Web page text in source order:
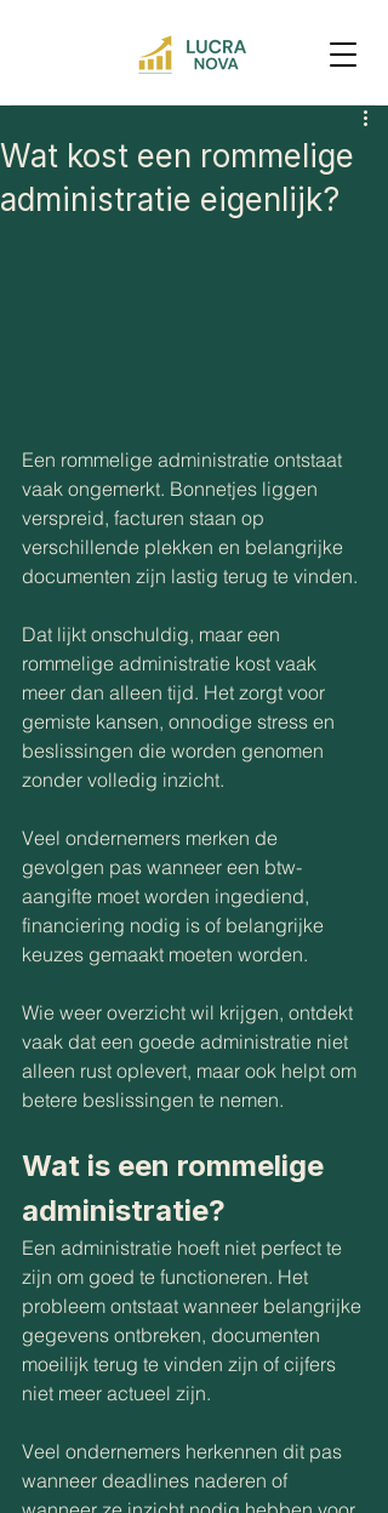
Wat kost een rommelige
administratie eigenlijk?
Een rommelige administratie ontstaat
vaak ongemerkt. Bonnetjes liggen
verspreid, facturen staan op
verschillende plekken en belangrijke
documenten zijn lastig terug te vinden.
Dat lijkt onschuldig, maar een
rommelige administratie kost vaak
meer dan alleen tijd. Het zorgt voor
gemiste kansen, onnodige stress en
beslissingen die worden genomen
zonder volledig inzicht.
Veel ondernemers merken de
gevolgen pas wanneer een btw-
aangifte moet worden ingediend,
financiering nodig is of belangrijke
keuzes gemaakt moeten worden.
Wie weer overzicht wil krijgen, ontdekt
vaak dat een goede administratie niet
alleen rust oplevert, maar ook helpt om
betere beslissingen te nemen.
Wat is een rommelige
administratie?
Een administratie hoeft niet perfect te
zijn om goed te functioneren. Het
probleem ontstaat wanneer belangrijke
gegevens ontbreken, documenten
moeilijk terug te vinden zijn of cijfers
niet meer actueel zijn.
Veel ondernemers herkennen dit pas
wanneer deadlines naderen of